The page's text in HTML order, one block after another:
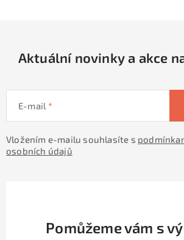
Aktuální novinky a akce
E-mail
Vložením e-mailu souhlasíte s
osobních údajů
Pomůžeme vám s